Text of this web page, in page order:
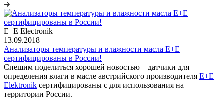
E+E Electronik —
13.09.2018
Анализаторы температуры и влажности масла E+E
сертифицированы в России!
Спешим поделиться хорошей новостью – датчики для
определения влаги в масле австрийского производителя E+E
Elektronik сертифицированы с для использования на
территории России.